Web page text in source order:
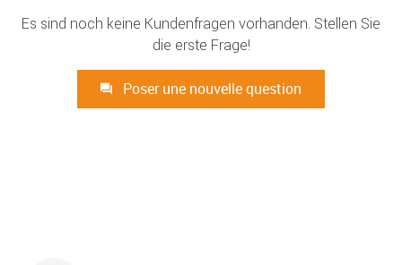
Es sind noch keine Kundenfragen vorhanden. Stellen Sie
die erste Frage!
Poser une nouvelle question